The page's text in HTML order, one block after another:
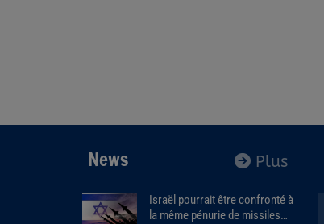
Plus
News
Israël pourrait être confronté à
la même pénurie de missiles